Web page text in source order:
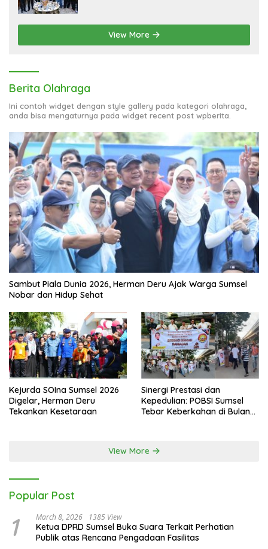
View More
Berita Olahraga
Ini contoh widget dengan style gallery pada kategori olahraga,
anda bisa mengaturnya pada widget recent post wpberita.
Sambut Piala Dunia 2026, Herman Deru Ajak Warga Sumsel
Nobar dan Hidup Sehat
Kejurda SOIna Sumsel 2026
Digelar, Herman Deru
Tekankan Kesetaraan
Sinergi Prestasi dan
Kepedulian: POBSI Sumsel
Tebar Keberkahan di Bulan
View More
Popular Post
1 March 8, 2026 1385 View
Ketua DPRD Sumsel Buka Suara Terkait Perhatian
Publik atas Rencana Pengadaan Fasilitas